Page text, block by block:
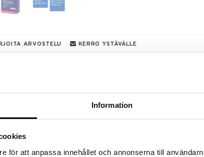
Information
för att anpassa innehållet och annonserna till
ARVOSTELU KERRO YSTÄVÄLLE
löydöt kotiin!
suuren valikoiman jännittäviä tuotteita
31.8.2026 asti mutta ole nopea -
ale-löydöt »